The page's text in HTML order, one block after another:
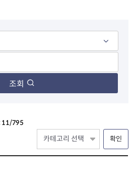
조회
11/795
확인